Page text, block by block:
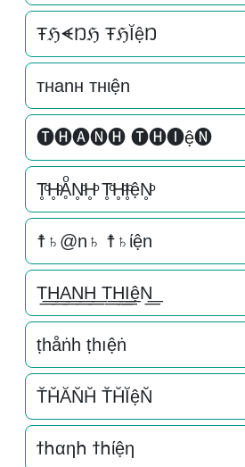
ŦℌᗛŊℌ ŦℌĬệŊ
тнanн тнιện
🅣🅗🅐🅝🅗 🅣🅗🅘ệ🅝
T̥ͦH̥ͦḀͦN̥ͦH̥ͦ T̥ͦH̥ͦI̥ͦệN̥ͦ
☨♄@n♄ ☨♄ίện
T͟͟H͟͟A͟͟N͟͟H͟͟ T͟͟H͟͟I͟͟ệN͟͟
ṭһåṅһ ṭһıệṅ
T̆H̆ĂN̆H̆ T̆H̆ĬệN̆
ϯհαηհ ϯհίệη